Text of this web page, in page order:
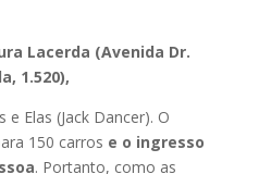
Lacerda (Avenida Dr.
1.520),
Elas (Jack Dancer). O
150 carros e o ingresso
. Portanto, como as